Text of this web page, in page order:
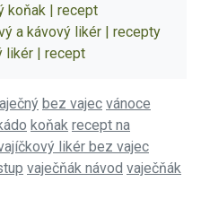
koňak | recept
a kávový likér | recepty
likér | recept
bez vajec vánoce
koňak recept na
likér bez vajec
vaječňák návod vaječňák